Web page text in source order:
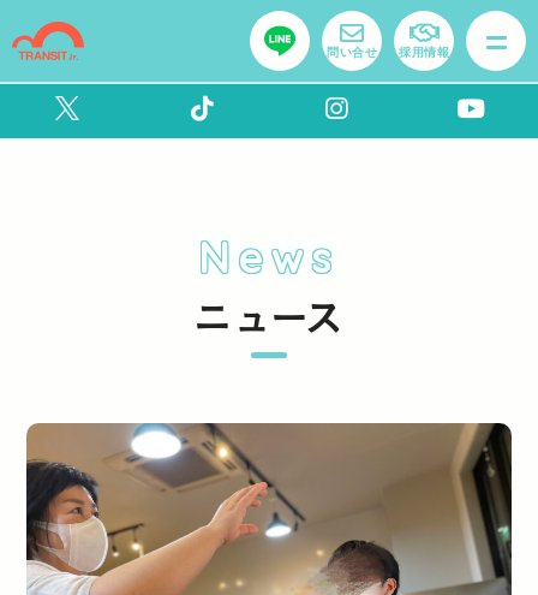
問い合せ 採用情報
News
ニュース